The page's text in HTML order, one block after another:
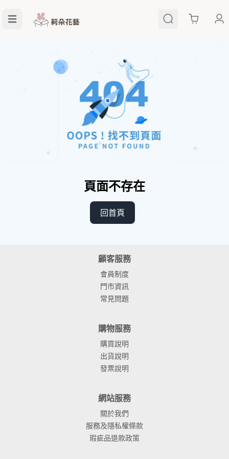
Cart
頁面不存在
回首頁
顧客服務
會員制度
門市資訊
常見問題
購物服務
購買說明
出貨說明
發票說明
網站服務
關於我們
服務及隱私權條款
瑕疵品退款政策